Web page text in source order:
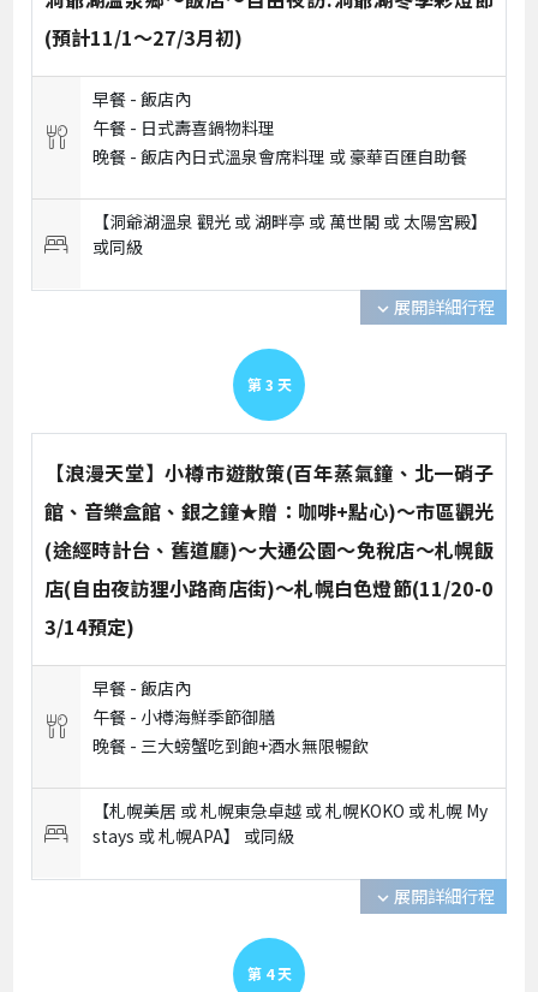
(預計11/1～27/3月初)
早餐 -飯店內
午餐 - 日式壽喜鍋物料理
晚餐 -飯店內日式溫泉會席料理 或 豪華百匯自助餐
【洞爺湖溫泉 觀光 或 湖畔亭 或 萬世閣 或 太陽宮殿】
或同級
expand_more 展開詳細行程
第 3 天
【浪漫天堂】小樽市遊散策(百年蒸氣鐘、北一硝子
館、音樂盒館、銀之鐘★贈：咖啡+點心)～市區觀光
(途經時計台、舊道廳)～大通公園～免稅店～札幌飯
店(自由夜訪狸小路商店街)～札幌白色燈節(11/20-0
3/14預定)
早餐 -飯店內
午餐 - 小樽海鮮季節御膳
晚餐 - 三大螃蟹吃到飽+酒水無限暢飲
【札幌美居 或 札幌東急卓越 或 札幌KOKO 或 札幌 My
stays 或 札幌APA】 或同級
expand_more 展開詳細行程
第 4 天